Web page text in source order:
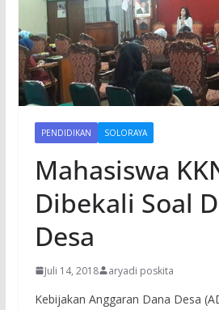
PENDIDIKAN SOLORAYA
Mahasiswa
Dibekali Soal
Desa
Juli 14, 2018 aryadi poskita
Kebijakan Anggaran Dana Desa